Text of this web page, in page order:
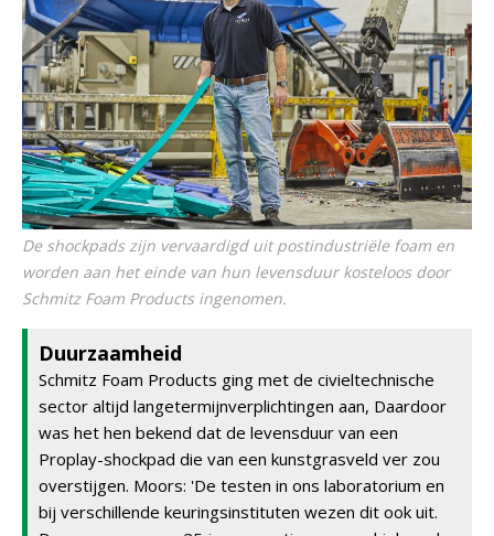
De shockpads zijn vervaardigd uit postindustriële foam en
worden aan het einde van hun levensduur kosteloos door
Schmitz Foam Products ingenomen.
Duurzaamheid
Schmitz Foam Products ging met de civieltechnische
sector altijd langetermijnverplichtingen aan, Daardoor
was het hen bekend dat de levensduur van een
Proplay-shockpad die van een kunstgrasveld ver zou
overstijgen. Moors: 'De testen in ons laboratorium en
bij verschillende keuringsinstituten wezen dit ook uit.